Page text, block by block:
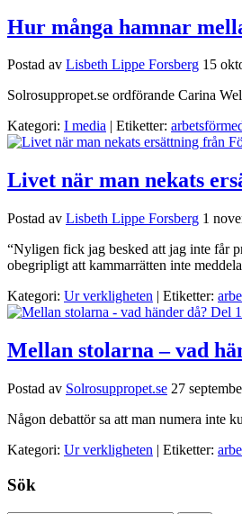
Hur många hamnar
Postad av Lisbeth Lippe Forsberg 15
Solrosuppropet.se ordförande Carina
Kategori: I media | Etiketter:
Livet när man nekats
Postad av Lisbeth Lippe Forsberg 1
“Nyligen fick jag besked att jag inte får
obegripligt att kammarrätten inte
Kategori: Ur verkligheten | Etiketter:
Mellan stolarna – vad
Postad av Solrosuppropet.se 27
Någon debattör sa att man numera inte
Kategori: Ur verkligheten | Etiketter:
Sök